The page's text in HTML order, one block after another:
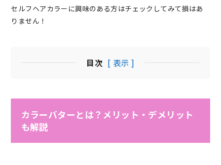
セルフヘアカラーに興味のある方はチェックしてみて損はあ
りません！
目次 [ 表示 ]
カラーバターとは？メリット・デメリット
も解説